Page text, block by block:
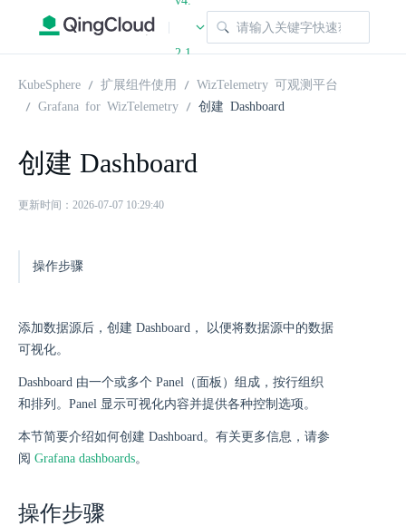
|
2.1
KubeSphere 扩展组件使用
WizTelemetry 可观测平台
Grafana for WizTelemetry
创建 Dashboard
创建 Dashboard
更新时间：2026-07-07 10:29:40
操作步骤
添加数据源后，创建 Dashboard， 以便将数据源中的数据
可视化。
Dashboard 由一个或多个 Panel（面板）组成，按行组织
和排列。Panel 显示可视化内容并提供各种控制选项。
本节简要介绍如何创建 Dashboard。有关更多信息，请参
阅 Grafana dashboards。
操作步骤